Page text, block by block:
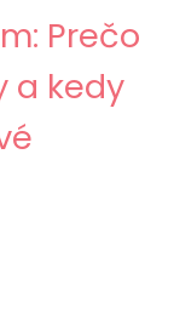
Prečo
a kedy